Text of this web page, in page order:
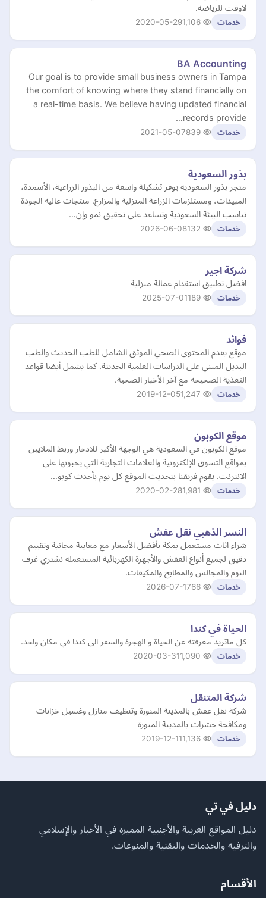
لاوقت للرياضة.
خدمات 2020-05-29
BA Accounting
Our goal is to provide small business owners in Tampa
the comfort of knowing where they stand financially on
a real-time basis. We believe having updated financial
records provide…
خدمات 2021-05-07
بذور السعودية
متجر بذور السعودية يوفر تشكيلة واسعة من البذور الزراعية، الأسمدة،
المبيدات، ومستلزمات الزراعة المنزلية والمزارع. منتجات عالية الجودة
تناسب البيئة السعودية وتساعد على تحقيق نمو وإن…
خدمات 2026-06-08
شركة اجير
افضل تطبيق استقدام عمالة منزلية
خدمات 2025-07-01
فوائد
موقع يقدم المحتوى الصحي الموثق الشامل للطب الحديث والطب
البديل المبني على الدراسات العلمية الحديثة. كما يشمل أيضا قواعد
التغذية الصحيحة مع آخر الأخبار الصحية.
خدمات 2019-12-05
موقع الكوبون
موقع الكوبون في السعودية هي الوجهة الأكبر للادخار وربط الملايين
بمواقع التسوق الإلكترونية والعلامات التجارية التي يحبونها على
الانترنت. يقوم فريقنا بتحديث الموقع كل يوم بأحدث كوبو…
خدمات 2020-02-28
النسر الذهبي نقل عفش
شراء اثاث مستعمل بمكة بأفضل الأسعار مع معاينة مجانية وتقييم
دقيق لجميع أنواع العفش والأجهزة الكهربائية المستعملة نشتري غرف
النوم والمجالس والمطابخ والمكيفات.
خدمات 2026-07-17
الحياة في كندا
كل ماتريد معرفتة عن الحياة و الهجرة والسفر الى كندا في مكان واحد.
خدمات 2020-03-31
شركة المتنقل
شركة نقل عفش بالمدينة المنورة وتنظيف منازل وغسيل خزانات
ومكافحة حشرات بالمدينة المنورة
خدمات 2019-12-11
دليل في تي
دليل المواقع العربية والأجنبية المميزة في الأخبار والإسلامي
والترفيه والخدمات والتقنية والمنوعات.
الأقسام